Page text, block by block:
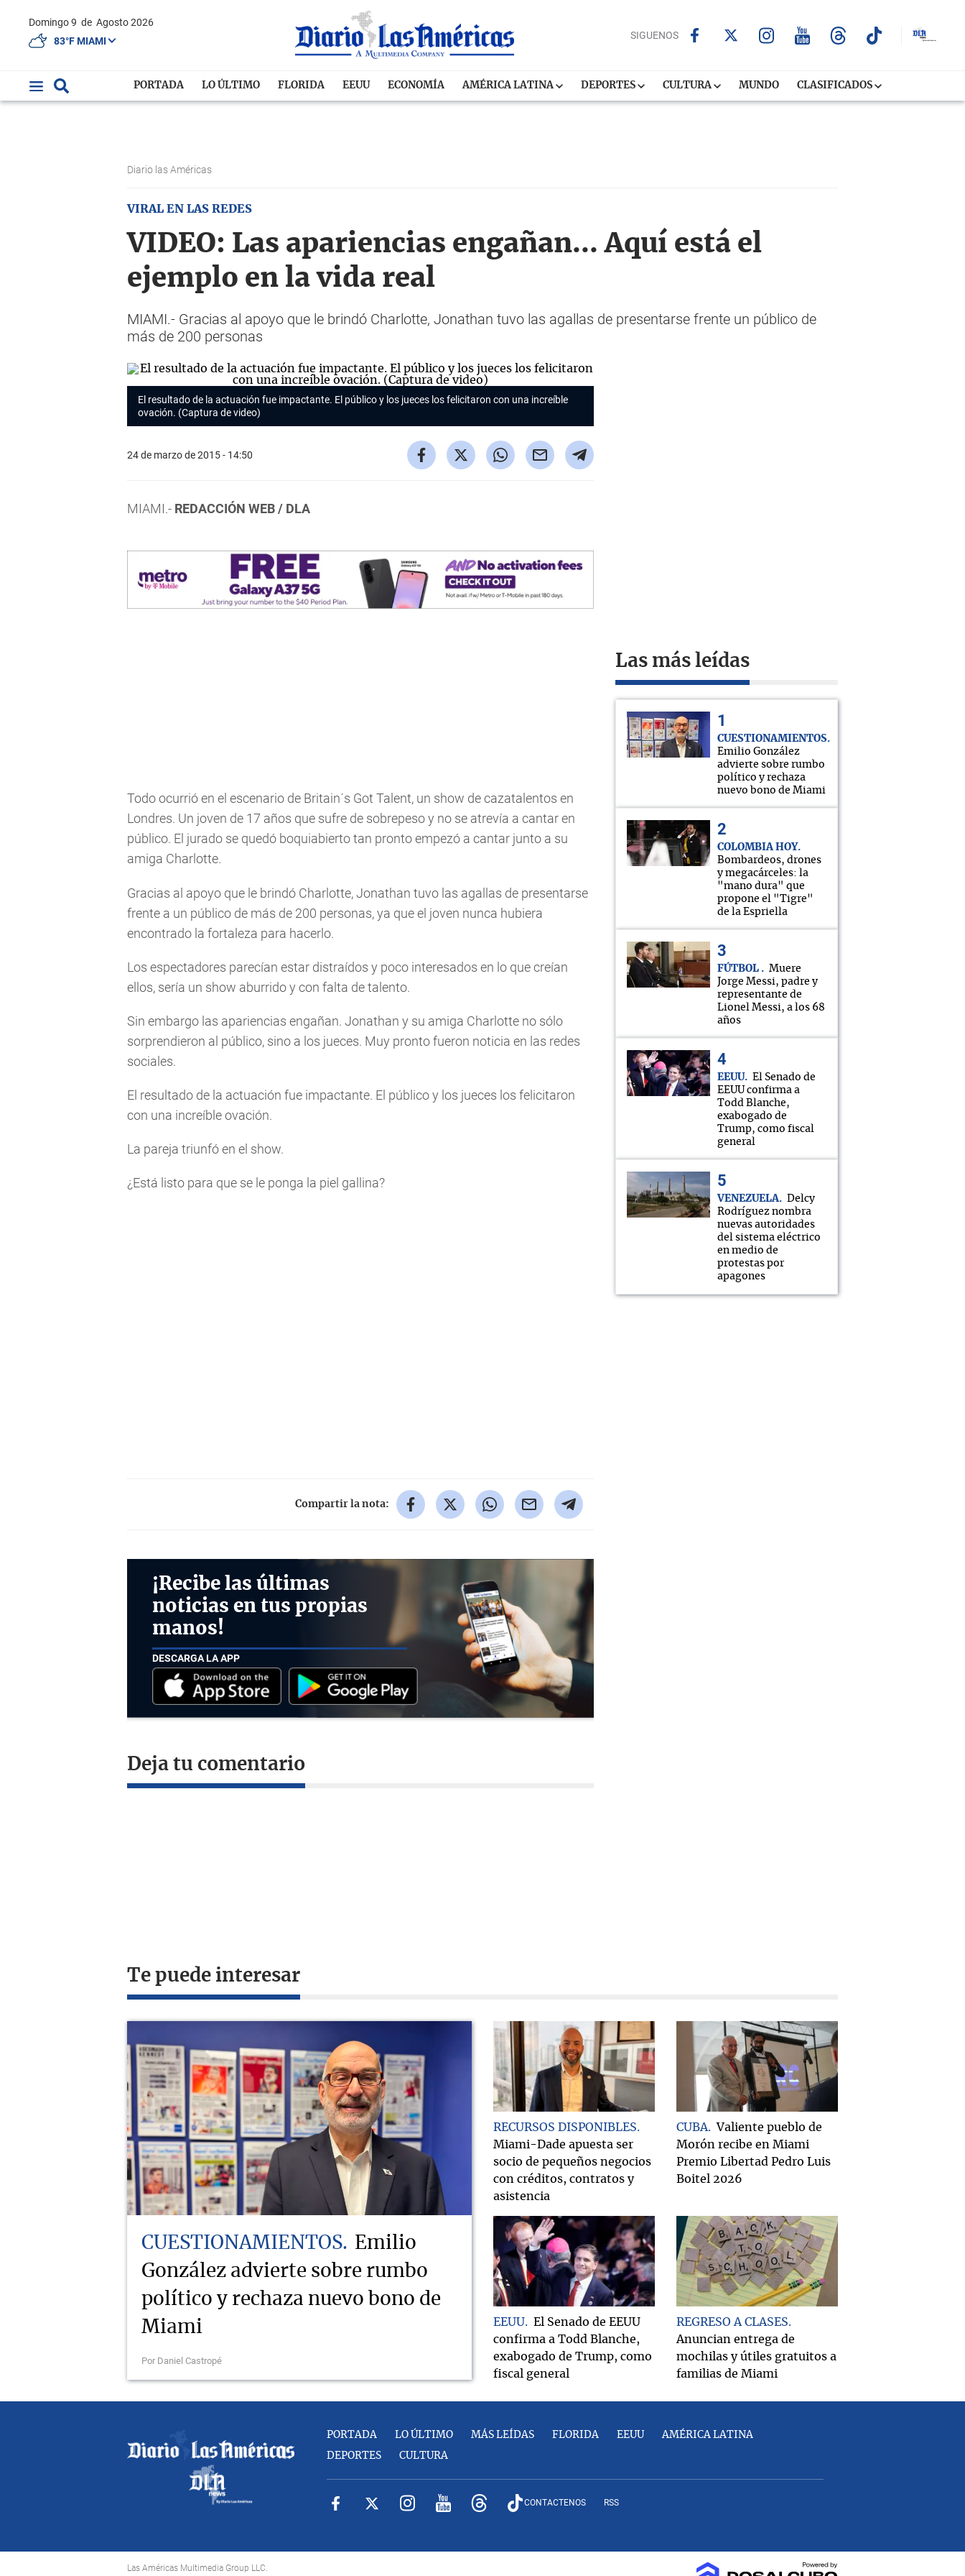
Domingo 9 de Agosto 2026
83°F MIAMI
SIGUENOS
PORTADA LO ÚLTIMO FLORIDA EEUU ECONOMÍA AMÉRICA LATINA DEPORTES CULTURA MUNDO CLASIFICADOS
Diario las Américas
VIRAL EN LAS REDES
VIDEO: Las apariencias engañan... Aquí está el
ejemplo en la vida real
MIAMI.- Gracias al apoyo que le brindó Charlotte, Jonathan tuvo las agallas de presentarse frente un público de
más de 200 personas
El resultado de la actuación fue impactante. El público y los jueces los felicitaron con una increíble
ovación. (Captura de video)
24 de marzo de 2015 - 14:50
MIAMI.- REDACCIÓN WEB / DLA
Todo ocurrió en el escenario de Britain´s Got Talent, un show de cazatalentos en
Londres. Un joven de 17 años que sufre de sobrepeso y no se atrevía a cantar en
público. El jurado se quedó boquiabierto tan pronto empezó a cantar junto a su
amiga Charlotte.
Gracias al apoyo que le brindó Charlotte, Jonathan tuvo las agallas de presentarse
frente a un público de más de 200 personas, ya que el joven nunca hubiera
encontrado la fortaleza para hacerlo.
Los espectadores parecían estar distraídos y poco interesados en lo que creían
ellos, sería un show aburrido y con falta de talento.
Sin embargo las apariencias engañan. Jonathan y su amiga Charlotte no sólo
sorprendieron al público, sino a los jueces. Muy pronto fueron noticia en las redes
sociales.
El resultado de la actuación fue impactante. El público y los jueces los felicitaron
con una increíble ovación.
La pareja triunfó en el show.
¿Está listo para que se le ponga la piel gallina?
Compartir la nota:
¡Recibe las últimas
noticias en tus propias
manos!
DESCARGA LA APP
Deja tu comentario
Las más leídas
CUESTIONAMIENTOS
Emilio González
advierte sobre rumbo
político y rechaza
nuevo bono de Miami
COLOMBIA HOY
Bombardeos, drones
y megacárceles: la
"mano dura" que
propone el "Tigre"
de la Espriella
FÚTBOL
Muere
Jorge Messi, padre y
representante de
Lionel Messi, a los 68
años
EEUU
El Senado de
EEUU confirma a
Todd Blanche,
exabogado de
Trump, como fiscal
general
VENEZUELA
Delcy
Rodríguez nombra
nuevas autoridades
del sistema eléctrico
en medio de
protestas por
apagones
Te puede interesar
CUESTIONAMIENTOS
Emilio
González advierte sobre rumbo
político y rechaza nuevo bono de
Miami
Por Daniel Castropé
RECURSOS DISPONIBLES
Miami-Dade apuesta ser
socio de pequeños negocios
con créditos, contratos y
asistencia
CUBA
Valiente pueblo de
Morón recibe en Miami
Premio Libertad Pedro Luis
Boitel 2026
EEUU
El Senado de EEUU
confirma a Todd Blanche,
exabogado de Trump, como
fiscal general
REGRESO A CLASES
Anuncian entrega de
mochilas y útiles gratuitos a
familias de Miami
PORTADA LO ÚLTIMO MÁS LEÍDAS FLORIDA EEUU AMÉRICA LATINA
DEPORTES CULTURA
CONTACTENOS RSS
Las Américas Multimedia Group LLC.